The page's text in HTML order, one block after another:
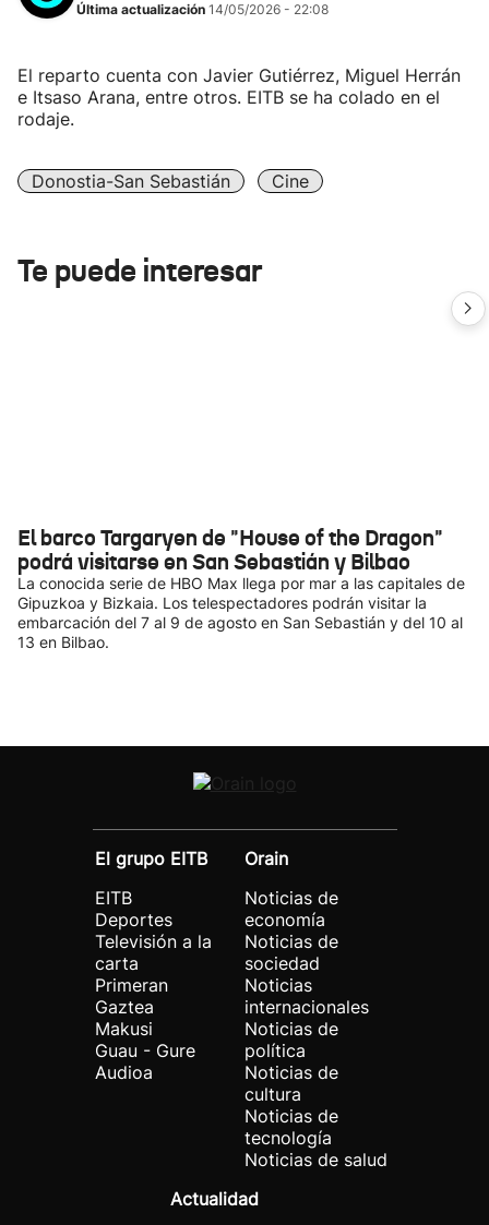
Última actualización 14/05/2026 - 22:08
El reparto cuenta con Javier Gutiérrez, Miguel Herrán
e Itsaso Arana, entre otros. EITB se ha colado en el
rodaje.
Donostia-San Sebastián Cine
Te puede interesar
El barco Targaryen de "House of the Dragon"
podrá visitarse en San Sebastián y Bilbao
La conocida serie de HBO Max llega por mar a las capitales de
Gipuzkoa y Bizkaia. Los telespectadores podrán visitar la
embarcación del 7 al 9 de agosto en San Sebastián y del 10 al
13 en Bilbao.
El grupo EITB
EITB
Deportes
Televisión a la
carta
Primeran
Gaztea
Makusi
Guau - Gure
Audioa
Orain
Noticias de
economía
Noticias de
sociedad
Noticias
internacionales
Noticias de
política
Noticias de
cultura
Noticias de
tecnología
Noticias de salud
Actualidad